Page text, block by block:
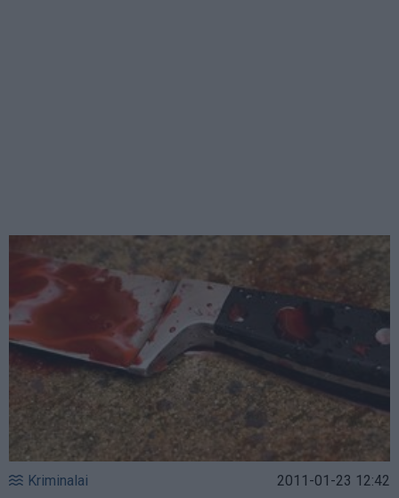
Kriminalai 2011-01-23 12:42